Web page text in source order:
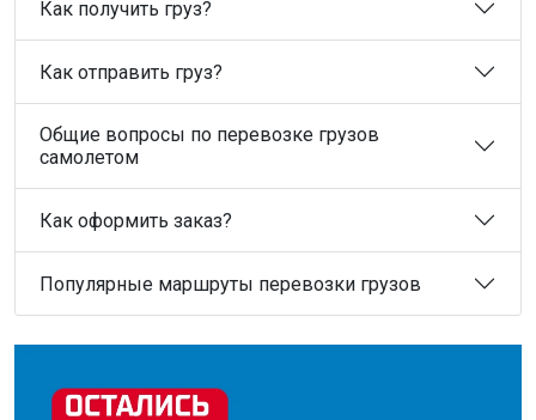
Как получить груз?
Как отправить груз?
Общие вопросы по перевозке грузов
самолетом
Как оформить заказ?
Популярные маршруты перевозки грузов